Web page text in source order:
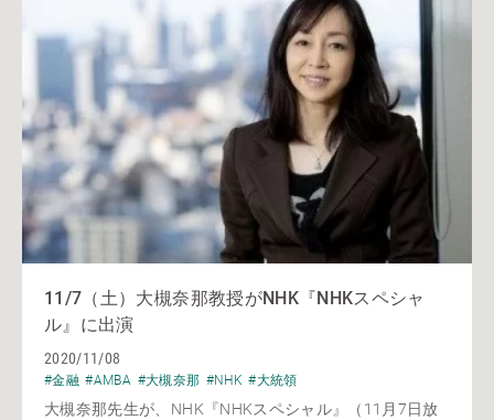
11/7（土）大槻奈那教授がNHK『NHKスペシャ
ル』に出演
2020/11/08
#金融 #AMBA #大槻奈那 #NHK #大統領
大槻奈那先生が、NHK『NHKスペシャル』（11月7日放